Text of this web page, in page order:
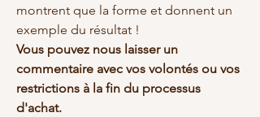
montrent que la forme et donnent un
exemple du résultat !
Vous pouvez nous laisser un
commentaire avec vos volontés ou vos
restrictions à la fin du processus
d'achat.